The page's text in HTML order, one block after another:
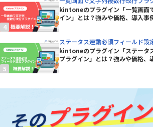
kintoneのプラグイン「一覧画面
イン」とは？強みや価格、導入
ステータス連動必須フィールド設
kintoneのプラグイン「ステータ
プラグイン」とは？強みや価格、